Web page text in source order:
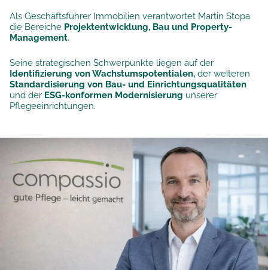
Als Geschäftsführer Immobilien verantwortet Martin Stopa
die Bereiche Projektentwicklung, Bau und Property-
Management.
Seine strategischen Schwerpunkte liegen auf der
Identifizierung von Wachstumspotentialen, der weiteren
Standardisierung von Bau- und Einrichtungsqualitäten
und der ESG-konformen Modernisierung unserer
Pflegeeinrichtungen.